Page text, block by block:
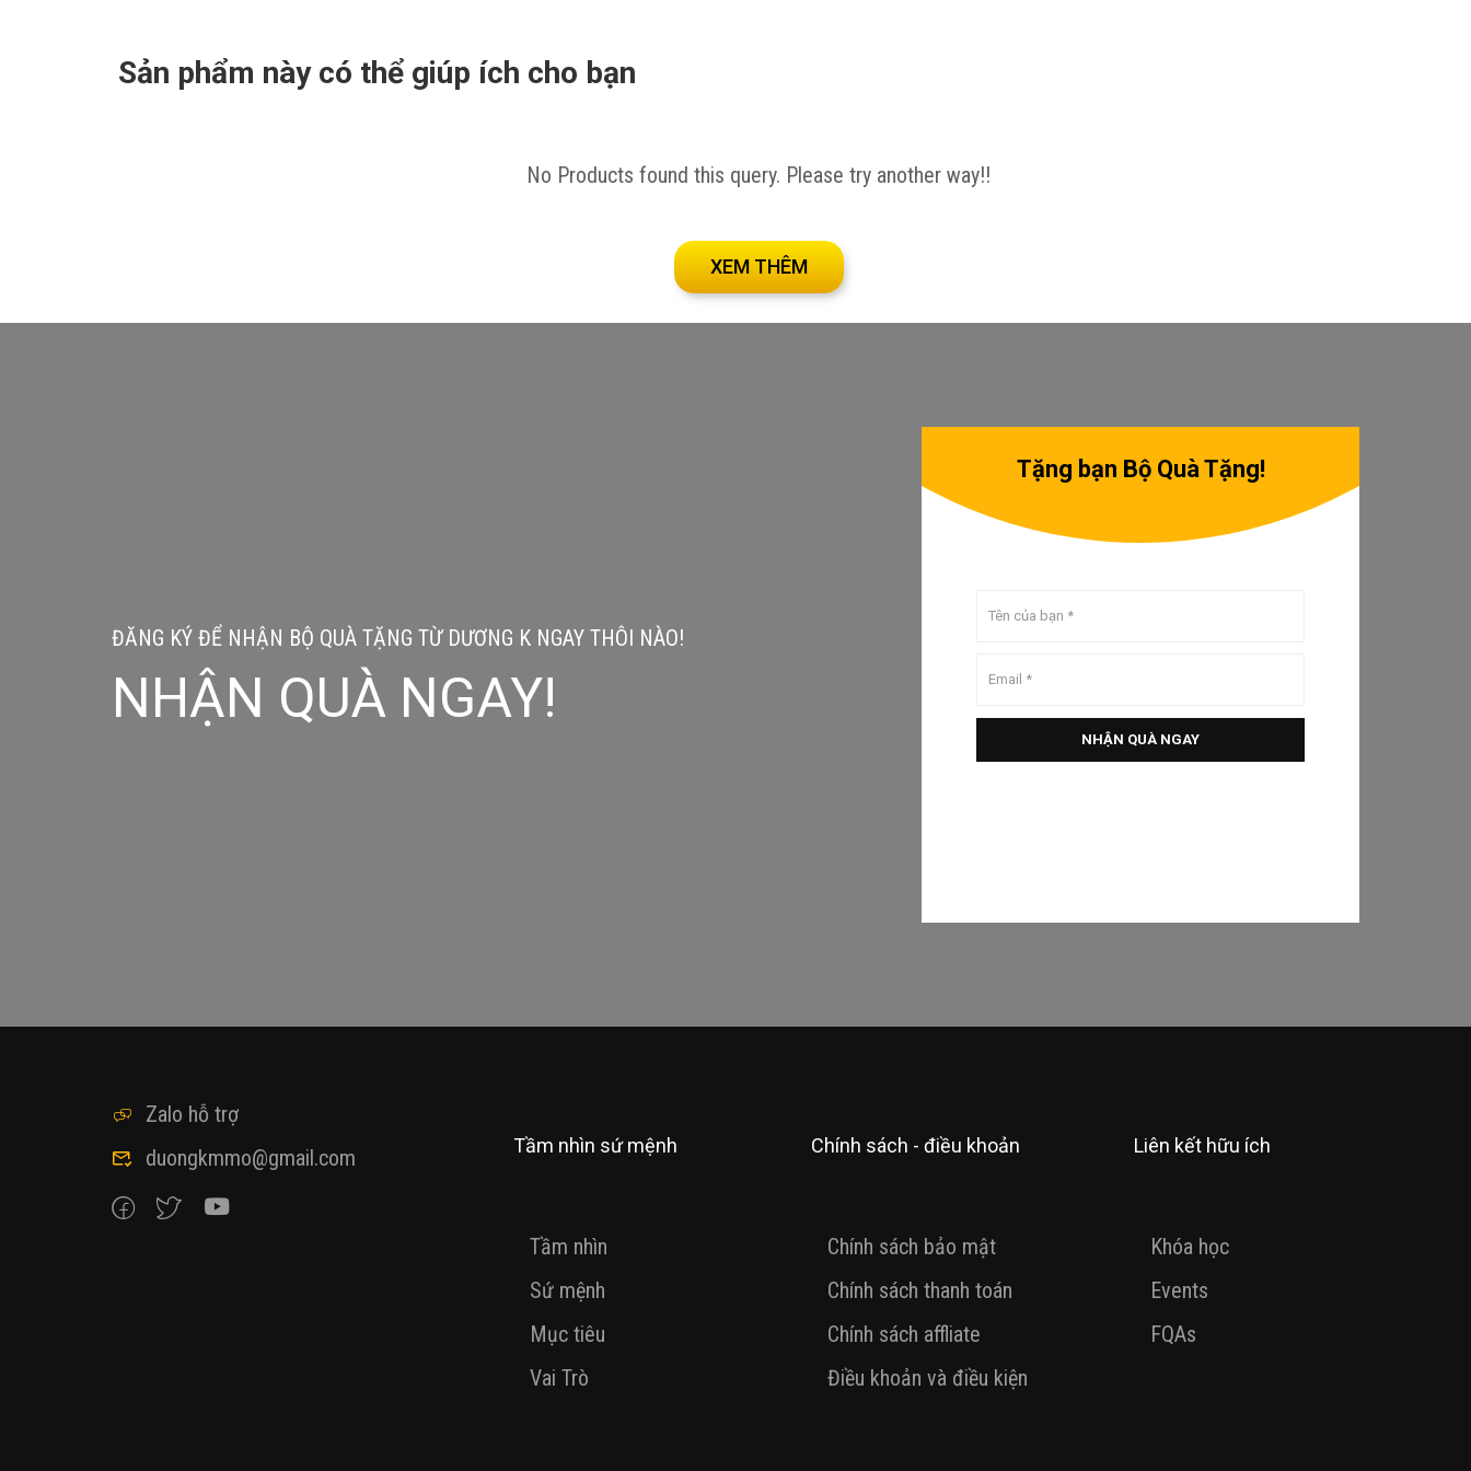
Nhận mã CODE giảm hơn 52% giá trị khóa học tại đây!
Sản phẩm này có thể giúp ích cho bạn
No Products found this query. Please try another way!!
XEM THÊM
ĐĂNG KÝ ĐỂ NHẬN BỘ QUÀ TẶNG TỪ DƯƠNG K NGAY THÔI NÀO!
NHẬN QUÀ NGAY!
Tặng bạn Bộ Quà Tặng!
Zalo hỗ trợ
duongkmmo@gmail.com
Tầm nhìn sứ mệnh
Tầm nhìn
Sứ mệnh
Mục tiêu
Vai Trò
Chính sách - điều khoản
Chính sách bảo mật
Chính sách thanh toán
Chính sách affliate
Điều khoản và điều kiện
Liên kết hữu ích
Khóa học
Events
FQAs